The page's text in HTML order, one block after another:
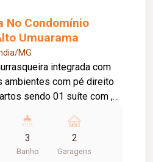
No Condomínio
Umuarama
MG
integrada com
ambientes com pé direito
sendo 01 suíte com ,
ambientes (TV/Jantar)
Lavanderia Área
3
Banho
2
Garagens